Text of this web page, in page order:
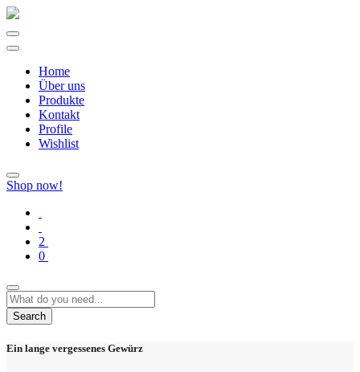
Home
Über uns
Produkte
Kontakt
Profile
Wishlist
Shop now!
2
0
Search
Ein lange vergessenes Gewürz